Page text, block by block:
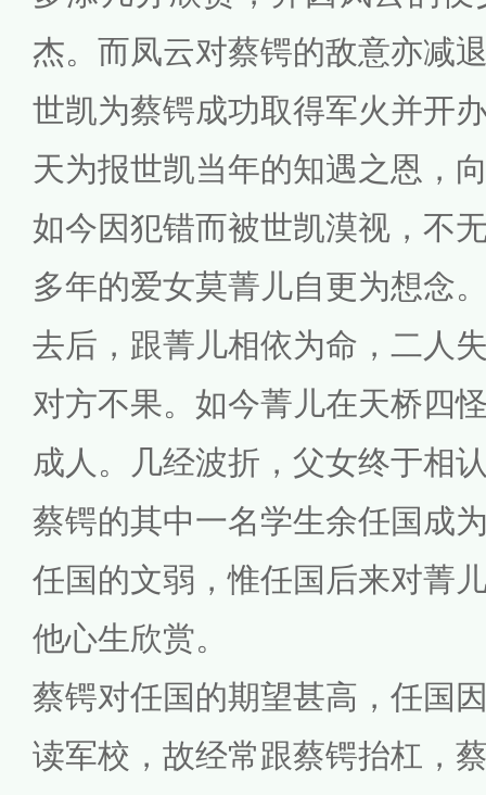
杰。而凤云对蔡锷的敌意亦减
世凯为蔡锷成功取得军火并开
天为报世凯当年的知遇之恩，
如今因犯错而被世凯漠视，不
多年的爱女莫菁儿自更为想念
去后，跟菁儿相依为命，二人
对方不果。如今菁儿在天桥四
成人。几经波折，父女终于相
蔡锷的其中一名学生余任国成
任国的文弱，惟任国后来对菁
他心生欣赏。
蔡锷对任国的期望甚高，任国
读军校，故经常跟蔡锷抬杠，